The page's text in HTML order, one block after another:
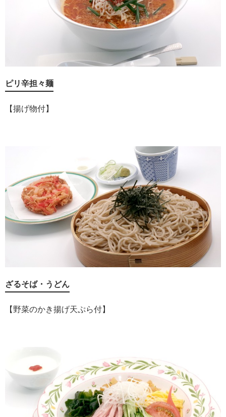
ピリ辛担々麺
【揚げ物付】
ざるそば・うどん
【野菜のかき揚げ天ぷら付】